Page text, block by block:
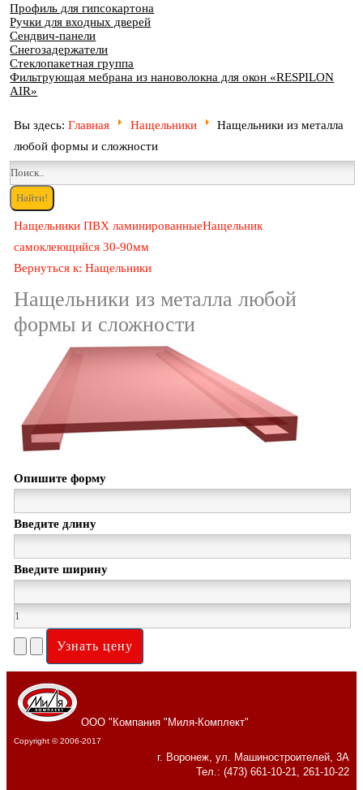
Профиль для гипсокартона
Ручки для входных дверей
Сендвич-панели
Снегозадержатели
Стеклопакетная группа
Фильтрующая мебрана из нановолокна для окон «RESPILON
AIR»
Вы здесь:Главная Нащельники
Нащельники из металла
любой формы и сложности
Нащельники ПВХ ламинированныеНащельник
самоклеющийся 30-90мм
Вернуться к: Нащельники
Нащельники из металла любой
формы и сложности
Опишите форму
Введите длину
Введите ширину
ООО "Компания "Миля-Комплект"
Copyright © 2006-2017
г. Воронеж, ул. Машиностроителей, 3А
Тел.: (473) 661-10-21, 261-10-22